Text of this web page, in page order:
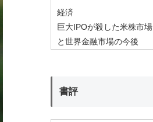
経済
巨大IPOが殺した米株市場
と世界金融市場の今後
書評